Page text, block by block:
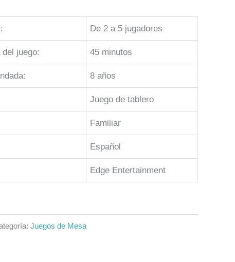
De 2 a 5 jugadores
juego: 45 minutos
8 años
Juego de tablero
Familiar
Español
Edge Entertainment
Juegos de Mesa